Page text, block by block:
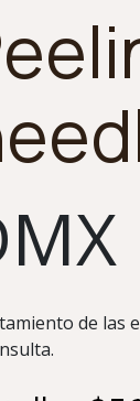
de las